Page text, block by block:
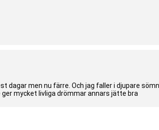
dagar men nu färre. Och jag faller i djupare
mycket livliga drömmar annars jätte bra